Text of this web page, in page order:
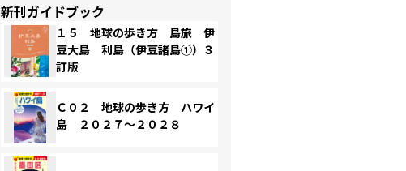
新刊ガイドブック
１５ 地球の歩き方 島旅 伊
豆大島 利島（伊豆諸島①）３
訂版
Ｃ０２ 地球の歩き方 ハワイ
島 ２０２７～２０２８